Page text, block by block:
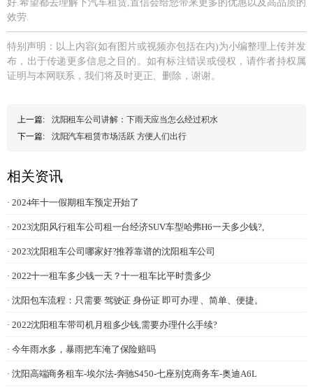
好.希望都去理解下汽车租赁,置信会给您带来更多的优惠以及高品质的
效劳.
特别声明：以上内容(如有图片或视频亦包括在内)为小编整理上传并发
布，出于传递更多信息之目的。如有标注错误或侵权，请作者持权属
证明与本网联系，我们将及时更正、删除，谢谢。
上一篇:
沈阳租车公司讲解：下雨天应当怎么经过积水
下一篇:
沈阳汽车租赁市场活跃 方便人们出行
相关资讯
· 2024年十一假期租车预定开始了
· 2023沈阳风行租车公司租一台经济SUV车型哈弗H6一天多少钱?,
· 2023沈阳租车公司哪家好?推荐靠谱的沈阳租车公司
· 2022十一租车多少钱一天？十一租车比平时贵多少
· 沈阳包车流程：只需要 驾驶证 身份证 即可办理 、简单、便捷。
· 2022沈阳租车带司机月租多少钱,需要办理什么手续?
· 今年雨水多，暴雨把车淹了保险赔吗
· 沈阳高端商务租车-埃尔法-奔驰S450-七座别克商务车-奥迪A6L